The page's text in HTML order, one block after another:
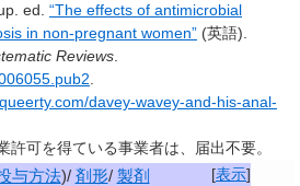
ed. “The effects of antimicrobial
in non-pregnant women” (英語).
Reviews.
.
davey-wavey-and-his-anal-
許可を得ている事業者は、届出不要。
[表示]
与方法)/ 剤形/ 製剤